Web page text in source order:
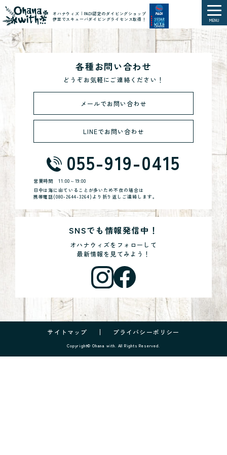
オハナウィズ｜PADI認定のダイビングショップ
伊豆でスキューバダイビングライセンス取得！
MENU
各種お問い合わせ
どうぞお気軽にご連絡ください！
メールでお問い合わせ
LINEでお問い合わせ
055-919-0415
営業時間11:00～19:00
日中は海に出ていることが多いため不在の場合は
携帯電話(080-2644-3264)より折り返しご連絡します。
SNSでも情報発信中！
オハナウィズをフォローして
最新情報を見てみよう！
サイトマップ プライバシーポリシー
Copyright© Ohana with. All Rights Reserved.